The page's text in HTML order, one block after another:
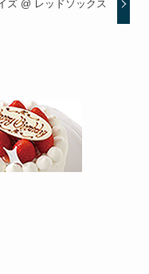
ズ @ レッドソックス